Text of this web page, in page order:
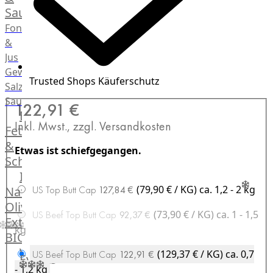
Saucen
Fonds
&
Jus
Gewürze
Salz
Saucen
Butter,
Fett
&
Schmalz
ItalianBar
Natives
Olivenöl
Extra
BIO
Veggie
Hardware
Events
Trusted Shops Käuferschutz
122,91 €
Inkl. Mwst., zzgl. Versandkosten
Etwas ist schiefgegangen.
US Top Butt Cap 127,84 € (79,90 € / KG)ca. 1,2 - 2 kg
US Beef Top Butt Cap 92,37 € (73,90 € / KG) ca. 1 - 1,5
kg
US Beef Top Butt Cap 122,91 € (129,37 € / KG)ca. 0,7
- 1,2 kg